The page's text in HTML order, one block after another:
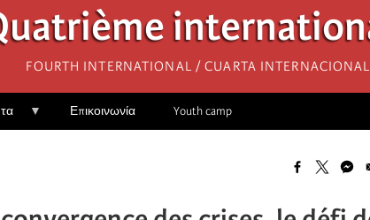
Fourth International / Cuarta Internacional
Επικοινωνία Youth camp